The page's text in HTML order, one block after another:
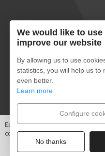
Español
Pago seguro
We would like to
improve our website
By allowing us to use
statistics, you will help us to
even better.
Learn more
Configure
No thanks
Este sitio utiliza cookies para
continúa navegando,